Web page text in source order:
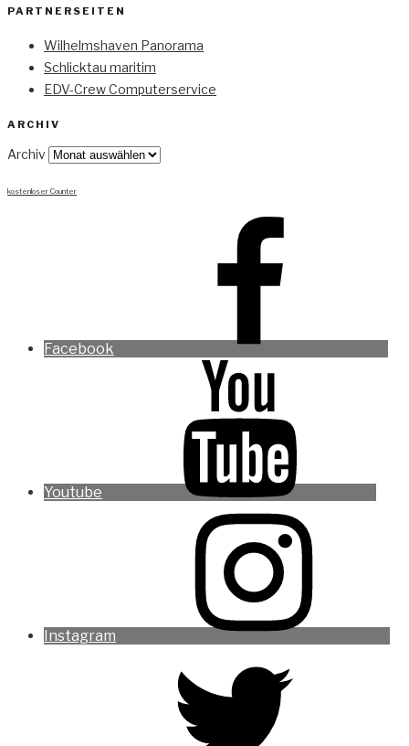
PARTNERSEITEN
Wilhelmshaven Panorama
Schlicktau maritim
EDV-Crew Computerservice
ARCHIV
Archiv
kostenloser Counter
Facebook
Youtube
Instagram